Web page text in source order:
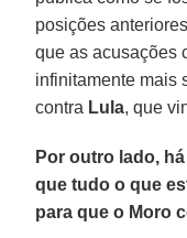
posições
que as acusações
infinitamente mais
contra Lula, que
Por outro lado,
que tudo o que
para que o Moro